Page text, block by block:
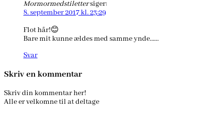
Mormormedstilettersiger:
8. september 2017 kl. 23:29
Flot hår!😊
Bare mit kunne ældes med samme ynde……
Svar
Skriv en kommentar
Skriv din kommentar her!
Alle er velkomne til at deltage